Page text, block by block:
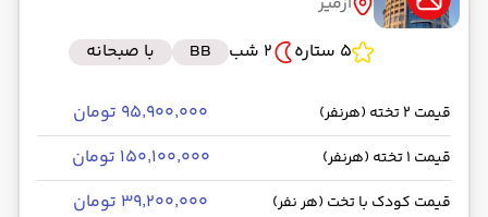
5 ستاره
2 شب BB با صبحانه
قیمت 2 تخته (هرنفر) ۹۵٬۹۰۰٬۰۰۰ تومان
قیمت 1 تخته (هرنفر) ۱۵۰٬۱۰۰٬۰۰۰ تومان
قیمت کودک با تخت (هر نفر) ۳۹٬۲۰۰٬۰۰۰ تومان